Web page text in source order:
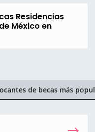
Residencias
México en
de becas más